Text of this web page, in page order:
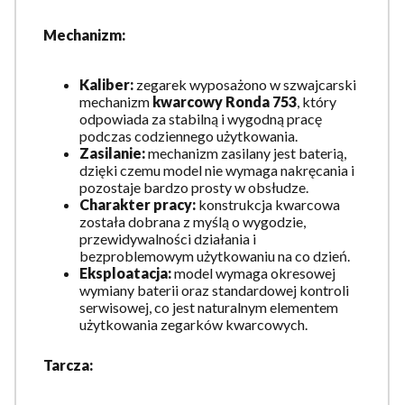
Mechanizm:
Kaliber: zegarek wyposażono w szwajcarski
mechanizm kwarcowy Ronda 753, który
odpowiada za stabilną i wygodną pracę
podczas codziennego użytkowania.
Zasilanie:mechanizm zasilany jest baterią,
dzięki czemu model nie wymaga nakręcania i
pozostaje bardzo prosty w obsłudze.
Charakter pracy: konstrukcja kwarcowa
została dobrana z myślą o wygodzie,
przewidywalności działania i
bezproblemowym użytkowaniu na co dzień.
Eksploatacja:model wymaga okresowej
wymiany baterii oraz standardowej kontroli
serwisowej, co jest naturalnym elementem
użytkowania zegarków kwarcowych.
Tarcza: